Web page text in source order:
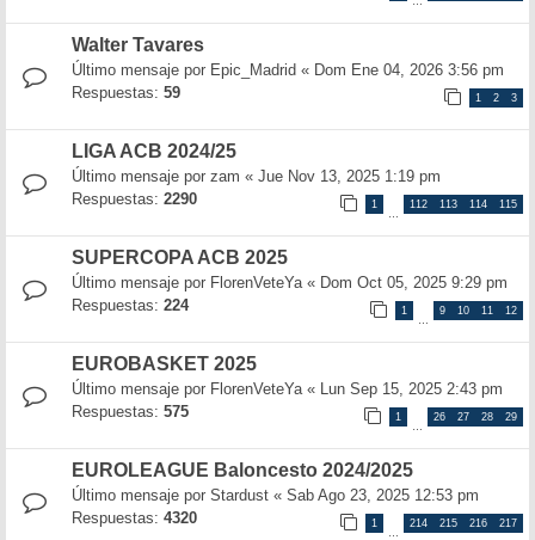
Walter Tavares
Último mensaje por Epic_Madrid « Dom Ene 04, 2026 3:56 pm
Respuestas: 59 1 2 3
LIGA ACB 2024/25
Último mensaje por zam « Jue Nov 13, 2025 1:19 pm
Respuestas: 2290 1
…
112 113 114 115
SUPERCOPA ACB 2025
Último mensaje por FlorenVeteYa« Dom Oct 05, 2025 9:29 pm
Respuestas: 224 1
…
9 10 11 12
EUROBASKET 2025
Último mensaje por FlorenVeteYa« Lun Sep 15, 2025 2:43 pm
Respuestas: 575 1
…
26 27 28 29
EUROLEAGUE Baloncesto 2024/2025
Último mensaje por Stardust « Sab Ago 23, 2025 12:53 pm
Respuestas: 4320 1
…
214 215 216 217